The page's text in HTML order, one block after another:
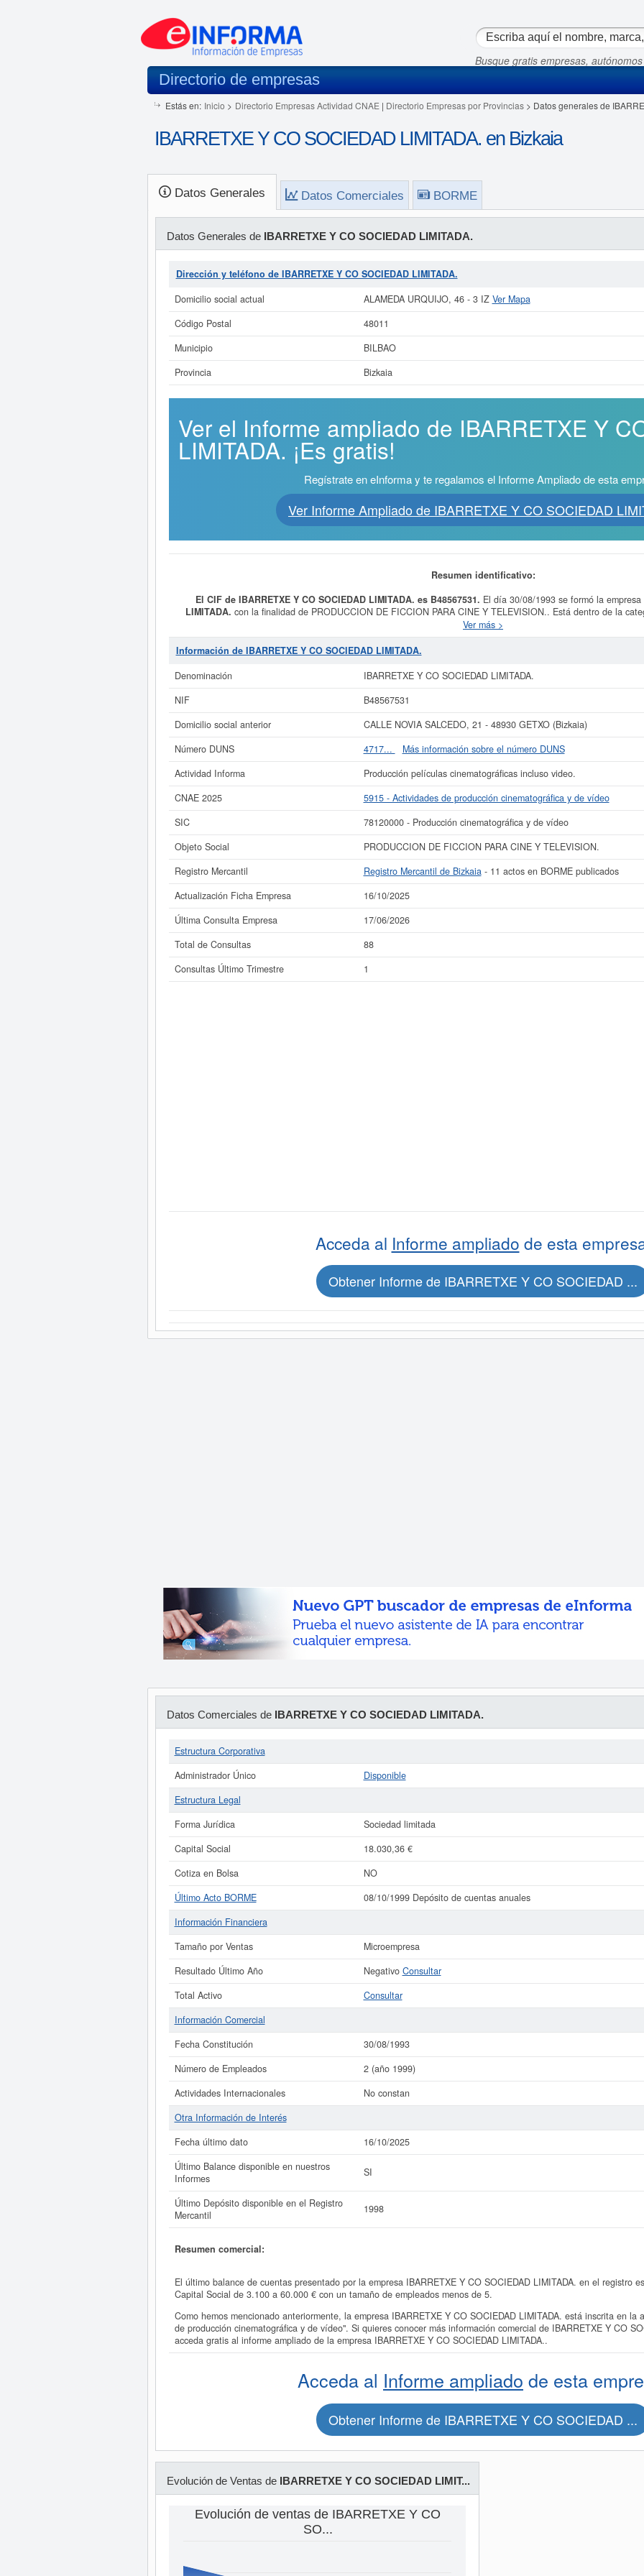
Busque gratis empresas,
Directorio de empresas
Estás en: Inicio > Directorio Empresas Actividad CNAE | Directorio Empresas por Provincias> Datos generales de
IBARRETXE Y CO SOCIEDAD LIMITADA. en Bizkaia
Datos Generales Datos Comerciales BORME
Datos Generales de IBARRETXE Y CO SOCIEDAD LIMITADA.
Dirección y teléfono de IBARRETXE Y CO SOCIEDAD LIMITADA.
Domicilio social actual
ALAMEDA URQUIJO, 46 - 3 IZ Ver Mapa
Código Postal
48011
Municipio
BILBAO
Provincia
Bizkaia
Ver el Informe ampliado de IBARRETXE Y
LIMITADA. ¡Es gratis!
Regístrate en eInforma y te regalamos el Informe Ampliado de esta
Ver Informe Ampliado de IBARRETXE Y CO SOCIEDAD
Resumen identificativo:
El CIF de IBARRETXE Y CO SOCIEDAD LIMITADA. es B48567531. El día 30/08/1993 se formó la empresa
LIMITADA. con la finalidad de PRODUCCION DE FICCION PARA CINE Y TELEVISION.. Está dentro de la
IBARRETXE Y CO SOCIEDAD LIMITADA.
la actividad 78120000. El equipo de empleados se compone de un total de 2. La ficha contabiliza un total de 88
del 17/06/2026. Esta empresa y otras similiares pueden aspirar a algunas subvenciones. Descubra a cuales
Si está interesado en conocer más datos de la empresa IBARRETXE Y CO SOCIEDAD LIMITADA. puede
de IBARRETXE Y CO SOCIEDAD LIMITADA. y consultar los resultados de sus años de actividad,
La última actualización del informe de empresa se ha realizado el 16/10/2025.
Ver más >
Información de IBARRETXE Y CO SOCIEDAD LIMITADA.
Denominación
IBARRETXE Y CO SOCIEDAD LIMITADA.
NIF
B48567531
Domicilio social anterior
CALLE NOVIA SALCEDO, 21 - 48930 GETXO (Bizkaia)
Número DUNS
4717...
Más información sobre el número DUNS
Actividad Informa
Producción películas cinematográficas incluso video.
CNAE 2025
5915 - Actividades de producción cinematográfica y de vídeo
SIC
78120000 - Producción cinematográfica y de vídeo
Objeto Social
PRODUCCION DE FICCION PARA CINE Y TELEVISION.
Registro Mercantil
Registro Mercantil de Bizkaia- 11 actos en BORME publicados
Actualización Ficha Empresa
16/10/2025
Última Consulta Empresa
17/06/2026
Total de Consultas
88
Consultas Último Trimestre
1
Acceda al Informe ampliado de esta
Obtener Informe de IBARRETXE Y CO SOCIEDAD ...
Datos Comerciales de IBARRETXE Y CO SOCIEDAD LIMITADA.
Estructura Corporativa
Administrador Único
Disponible
Estructura Legal
Forma Jurídica
Sociedad limitada
Capital Social
18.030,36 €
Cotiza en Bolsa
NO
Último Acto BORME
08/10/1999 Depósito de cuentas anuales
Información Financiera
Tamaño por Ventas
Microempresa
Resultado Último Año
Negativo Consultar
Total Activo
Consultar
Información Comercial
Fecha Constitución
30/08/1993
Número de Empleados
2 (año 1999)
Actividades Internacionales
No constan
Otra Información de Interés
Fecha último dato
16/10/2025
Último Balance disponible en nuestros
Informes
SI
Último Depósito disponible en el Registro
Mercantil
1998
Resumen comercial:
El último balance de cuentas presentado por la empresa IBARRETXE Y CO SOCIEDAD LIMITADA. en el registro
Capital Social de 3.100 a 60.000 € con un tamaño de empleados menos de 5.
Como hemos mencionado anteriormente, la empresa IBARRETXE Y CO SOCIEDAD LIMITADA. está inscrita en la
de producción cinematográfica y de vídeo". Si quieres conocer más información comercial de IBARRETXE Y CO
acceda gratis al informe ampliado de la empresa IBARRETXE Y CO SOCIEDAD LIMITADA..
Acceda al Informe ampliado de esta
Obtener Informe de IBARRETXE Y CO SOCIEDAD ...
Evolución de Ventas de IBARRETXE Y CO SOCIEDAD LIMIT...
Evolución de ventas de IBARRETXE Y CO
SO...